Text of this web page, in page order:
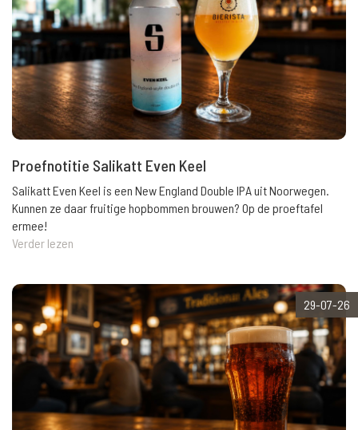
Proefnotitie Salikatt Even Keel
Salikatt Even Keel is een New England Double IPA uit Noorwegen.
Kunnen ze daar fruitige hopbommen brouwen? Op de proeftafel
ermee!
Verder lezen
29-07-26